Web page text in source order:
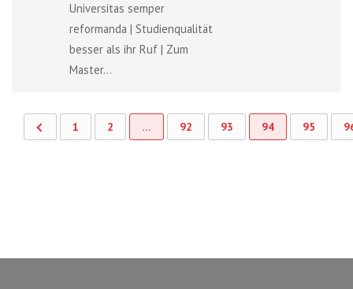
Universitas semper
reformanda | Studienqualität
besser als ihr Ruf | Zum
Master...
1 2 … 92 93 94 95